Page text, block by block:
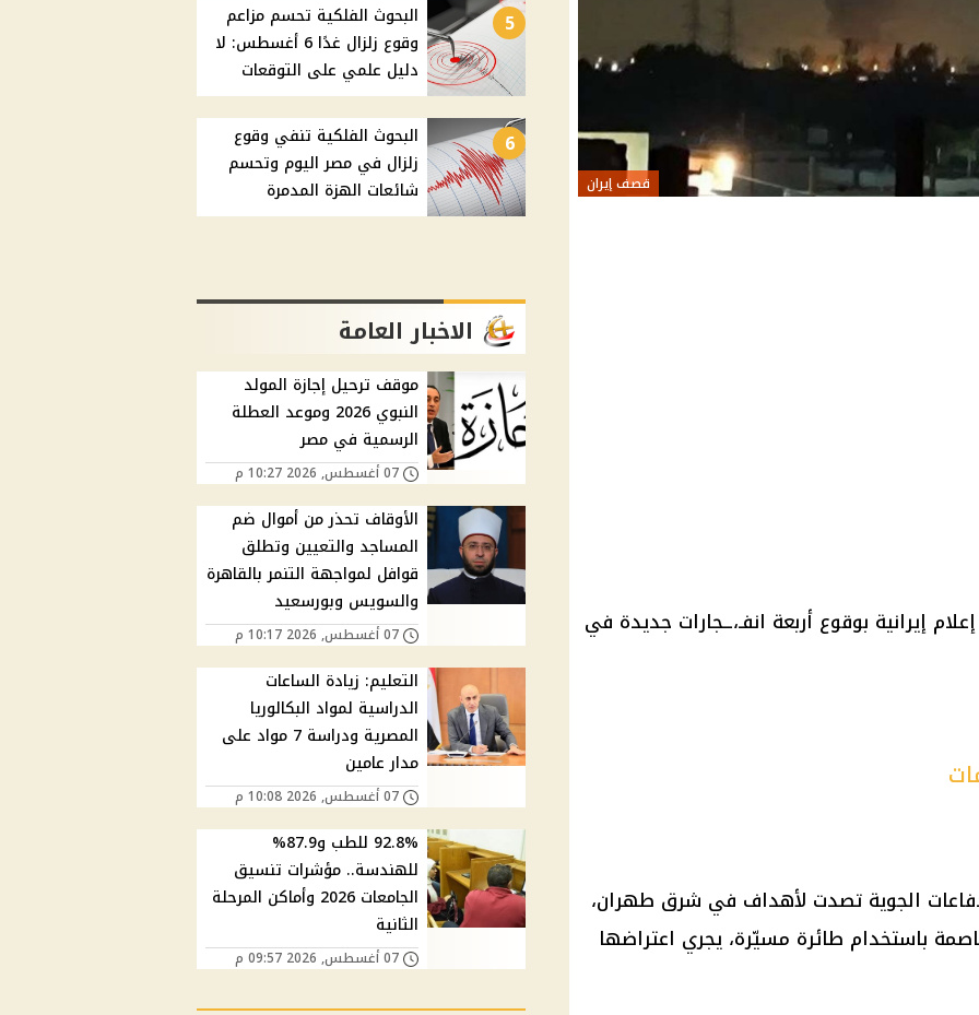
قصف إيران
إيرانية بوقوع أربعة انفـ،ــجارات جديدة في
الجوية تصدت لأهداف في شرق طهران،
باستخدام طائرة مسيّرة، يجري اعتراضها
5
البحوث الفلكية تحسم مزاعم
وقوع زلزال غدًا 6 أغسطس: لا
دليل علمي على التوقعات
6
البحوث الفلكية تنفي وقوع
زلزال في مصر اليوم وتحسم
شائعات الهزة المدمرة
الاخبار العامة
موقف ترحيل إجازة المولد
النبوي 2026 وموعد العطلة
الرسمية في مصر
07 أغسطس, 2026 10:27 م
الأوقاف تحذر من أموال ضم
المساجد والتعيين وتطلق
قوافل لمواجهة التنمر بالقاهرة
والسويس وبورسعيد
07 أغسطس, 2026 10:17 م
التعليم: زيادة الساعات
الدراسية لمواد البكالوريا
المصرية ودراسة 7 مواد على
مدار عامين
07 أغسطس, 2026 10:08 م
92.8% للطب و87.9%
للهندسة.. مؤشرات تنسيق
الجامعات 2026 وأماكن المرحلة
الثانية
07 أغسطس, 2026 09:57 م